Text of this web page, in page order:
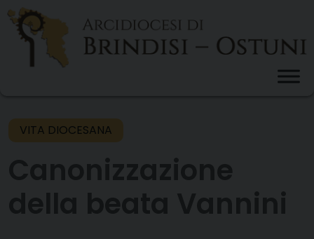
Skip
content
VITA DIOCESANA